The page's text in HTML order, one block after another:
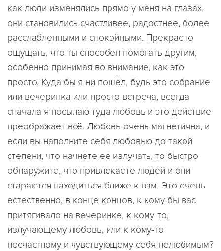
как люди изменялись прямо у меня на глазах,
они становились счастливее, радостнее, более
расслабленными и спокойными. Прекрасно
ощущать, что ты способен помогать другим,
особенно принимая во внимание, как это
просто. Куда бы я ни пошёл, будь это собрание
или вечеринка или просто встреча, всегда
сначала я посылаю туда любовь и это действие
преображает всё. Любовь очень магнетична, и
если вы наполните себя любовью до такой
степени, что начнёте её излучать, то быстро
обнаружите, что привлекаете людей и они
стараются находиться ближе к вам. Это очень
естественно, в конце концов, к кому бы вас
притягивало на вечеринке, к кому-то,
излучающему любовь, или к кому-то
несчастному и чувствующему себя нелюбимым?